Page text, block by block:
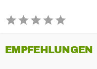
EMPFEHLUNGEN